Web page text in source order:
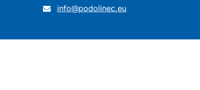
info@podolinec.eu